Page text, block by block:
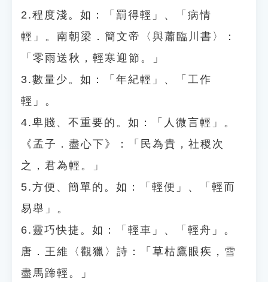
2.程度淺。如：「罰得輕」、「病情
輕」。南朝梁．簡文帝〈與蕭臨川書〉：
「零雨送秋，輕寒迎節。」
3.數量少。如：「年紀輕」、「工作
輕」。
4.卑賤、不重要的。如：「人微言輕」。
《孟子．盡心下》：「民為貴，社稷次
之，君為輕。」
5.方便、簡單的。如：「輕便」、「輕而
易舉」。
6.靈巧快捷。如：「輕車」、「輕舟」。
唐．王維〈觀獵〉詩：「草枯鷹眼疾，雪
盡馬蹄輕。」